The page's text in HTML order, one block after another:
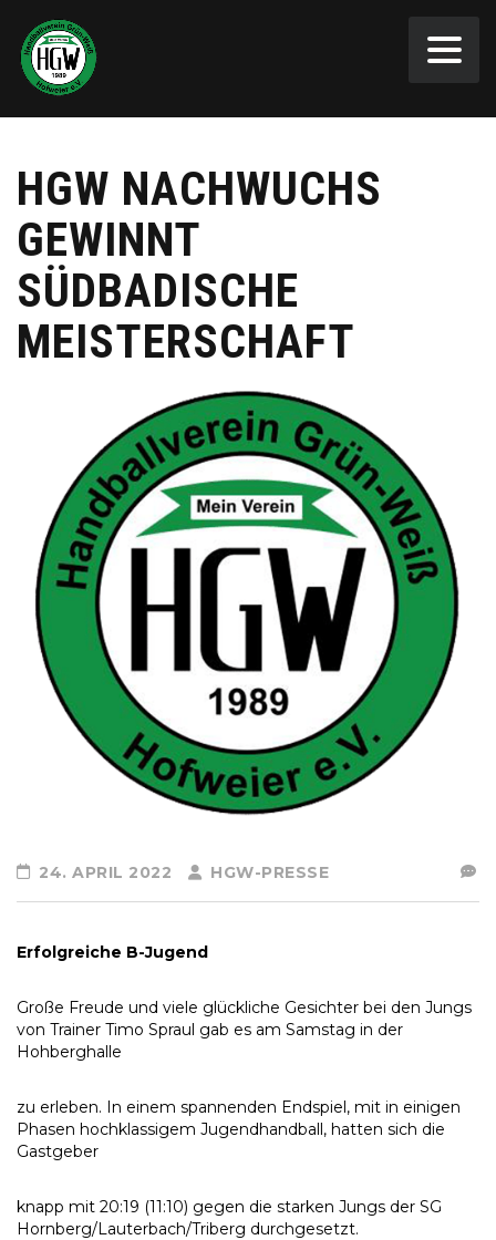
HGW NACHWUCHS
GEWINNT
SÜDBADISCHE
MEISTERSCHAFT
24. APRIL 2022 HGW-PRESSE
Erfolgreiche B-Jugend
Große Freude und viele glückliche Gesichter bei den Jungs
von Trainer Timo Spraul gab es am Samstag in der
Hohberghalle
zu erleben. In einem spannenden Endspiel, mit in einigen
Phasen hochklassigem Jugendhandball, hatten sich die
Gastgeber
knapp mit 20:19 (11:10) gegen die starken Jungs der SG
Hornberg/Lauterbach/Triberg durchgesetzt.